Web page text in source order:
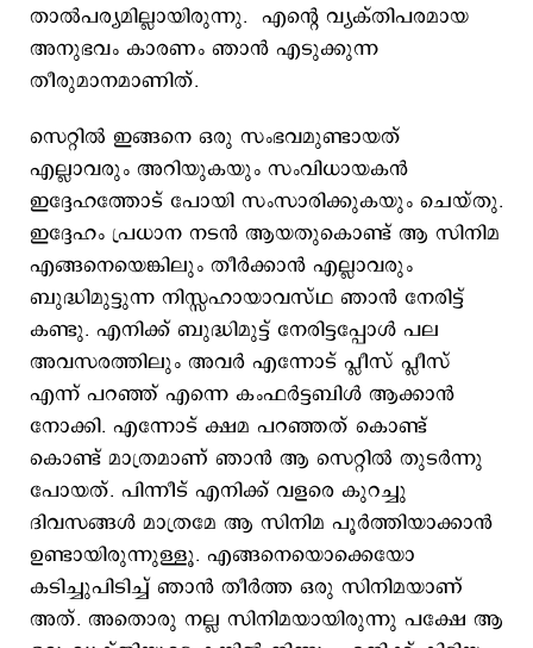
താൽപര്യമില്ലായിരുന്നു. എന്റെ വ്യക്തിപരമായ
അനുഭവം കാരണം ഞാൻ എടുക്കുന്ന
തീരുമാനമാണിത്.
സെറ്റിൽ ഇങ്ങനെ ഒരു സംഭവമുണ്ടായത്
എല്ലാവരും അറിയുകയും സംവിധായകൻ
ഇദ്ദേഹത്തോട് പോയി സംസാരിക്കുകയും ചെയ്തു.
ഇദ്ദേഹം പ്രധാന നടൻ ആയതുകൊണ്ട് ആ സിനിമ
എങ്ങനെയെങ്കിലും തീർക്കാൻ എല്ലാവരും
ബുദ്ധിമുട്ടുന്ന നിസ്സഹായാവസ്ഥ ഞാൻ നേരിട്ട്
കണ്ടു. എനിക്ക് ബുദ്ധിമുട്ട് നേരിട്ടപ്പോൾ പല
അവസരത്തിലും അവർ എന്നോട് പ്ലീസ് പ്ലീസ്
എന്ന് പറഞ്ഞ് എന്നെ കംഫർട്ടബിൾ ആക്കാൻ
നോക്കി. എന്നോട് ക്ഷമ പറഞ്ഞത് കൊണ്ട്
കൊണ്ട് മാത്രമാണ് ഞാൻ ആ സെറ്റിൽ തുടർന്നു
പോയത്. പിന്നീട് എനിക്ക് വളരെ കുറച്ചു
ദിവസങ്ങൾ മാത്രമേ ആ സിനിമ പൂർത്തിയാക്കാൻ
ഉണ്ടായിരുന്നുള്ളൂ. എങ്ങനെയൊക്കെയോ
കടിച്ചുപിടിച്ച് ഞാൻ തീർത്ത ഒരു സിനിമയാണ്
അത്. അതൊരു നല്ല സിനിമയായിരുന്നു പക്ഷേ ആ